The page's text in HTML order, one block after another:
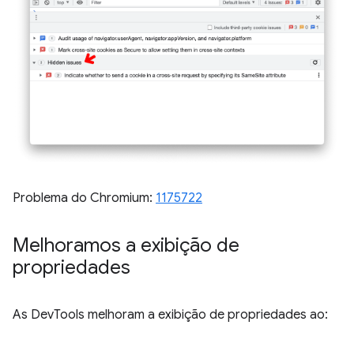
Problema do Chromium: 1175722
Melhoramos a exibição de
propriedades
As DevTools melhoram a exibição de propriedades ao: